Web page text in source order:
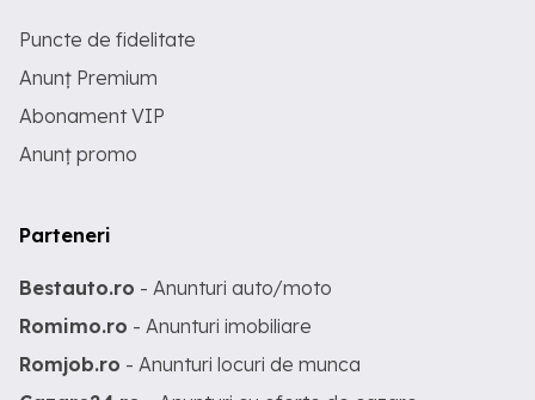
Puncte de fidelitate
Anunț Premium
Abonament VIP
Anunț promo
Parteneri
Bestauto.ro - Anunturi auto/moto
Romimo.ro - Anunturi imobiliare
Romjob.ro - Anunturi locuri de munca